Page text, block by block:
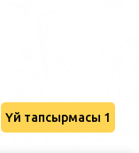
Үй тапсырмасы 1